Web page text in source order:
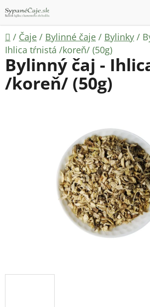
na
obsah
Domov
/ Čaje / Bylinné čaje / Bylinky /
Ihlica tŕnistá /koreň/ (50g)
Bylinný čaj -
/koreň/ (50g)